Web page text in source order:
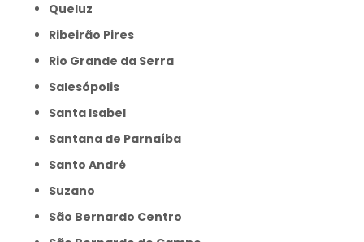
Queluz
Ribeirão Pires
Rio Grande da Serra
Salesópolis
Santa Isabel
Santana de Parnaíba
Santo André
Suzano
São Bernardo Centro